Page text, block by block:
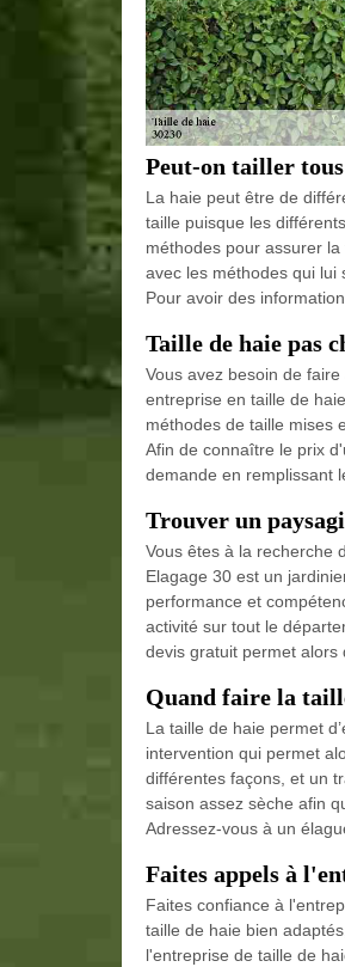
Peut-on tailler
La haie peut être de
taille puisque les
méthodes pour assurer
avec les méthodes qui lui
Pour avoir des
Taille de haie pas
Vous avez besoin de
entreprise en taille de
méthodes de taille mises
Afin de connaître le prix
demande en remplissant
Trouver un
Vous êtes à la recherche
Elagage 30 est un
performance et
activité sur tout le
devis gratuit permet
Quand faire la
La taille de haie permet
intervention qui permet
différentes façons, et un
saison assez sèche afin
Adressez-vous à un
Faites appels à
Faites confiance à
taille de haie bien
l'entreprise de taille de